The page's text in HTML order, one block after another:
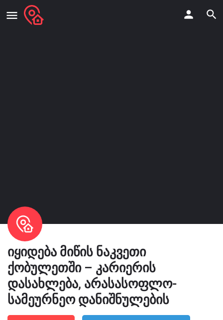
იყიდება მიწის ნაკვეთი
ქობულეთში – კარიერის
დასახლება, არასასოფლო-
სამეურნეო დანიშნულების